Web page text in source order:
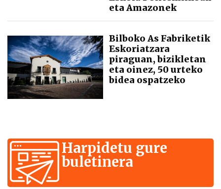
eta Amazonek
Bilboko As Fabriketik
Eskoriatzara
piraguan, bizikletan
eta oinez, 50 urteko
bidea ospatzeko
Harpidetu gure
buletinera